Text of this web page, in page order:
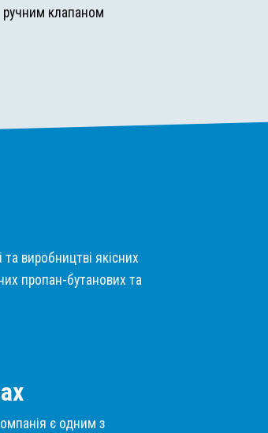
ручним клапаном
та виробництві якісних
пропан-бутанових та
є одним з